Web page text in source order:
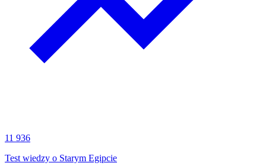
11 936
Test wiedzy o Starym Egipcie